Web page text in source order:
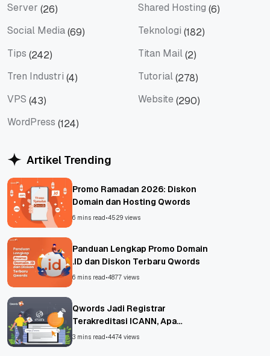
Server (26) Shared Hosting (6)
Social Media(69) Teknologi (182)
Tips (242) Titan Mail(2)
Tren Industri (4) Tutorial(278)
VPS (43) Website (290)
WordPress (124)
Artikel Trending
Promo Ramadan 2026: Diskon
Domain dan Hosting Qwords
6 mins read•4529 views
Panduan Lengkap Promo Domain
.ID dan Diskon Terbaru Qwords
6 mins read•4877 views
Qwords Jadi Registrar
Terakreditasi ICANN, Apa
Untungnya?
3 mins read•4474 views